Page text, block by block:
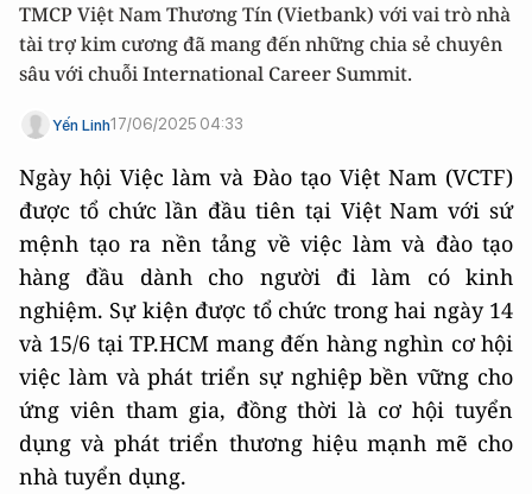
TMCP Việt Nam Thương Tín (Vietbank) với vai trò nhà
tài trợ kim cương đã mang đến những chia sẻ chuyên
sâu với chuỗi International Career Summit.
Yến Linh17/06/2025 04:33
Ngày hội Việc làm và Đào tạo Việt Nam (VCTF)
được tổ chức lần đầu tiên tại Việt Nam với sứ
mệnh tạo ra nền tảng về việc làm và đào tạo
hàng đầu dành cho người đi làm có kinh
nghiệm. Sự kiện được tổ chức trong hai ngày 14
và 15/6 tại TP.HCM mang đến hàng nghìn cơ hội
việc làm và phát triển sự nghiệp bền vững cho
ứng viên tham gia, đồng thời là cơ hội tuyển
dụng và phát triển thương hiệu mạnh mẽ cho
nhà tuyển dụng.